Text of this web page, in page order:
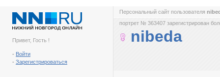
Привет, Гость !
- Войти
- Зарегистрироваться
Персональный сайт пользователя
портрет № 363407 зарегистрирован
nibeda